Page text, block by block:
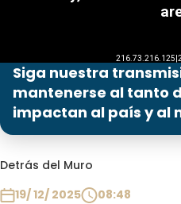
Siga nuestra
mantenerse al tanto
impactan al país y al
Detrás del Muro
19/ 12/ 2025
08:48
Programas
Contigo en Directo
Plan Perfecto